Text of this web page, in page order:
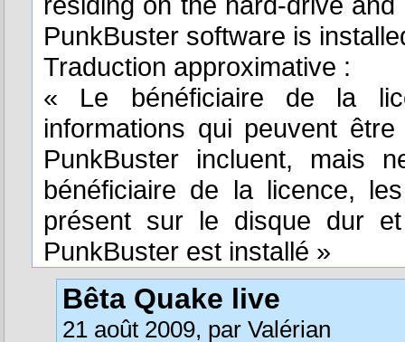
PunkBuster software is
Traduction approximative :
« Le bénéficiaire de la
informations qui peuvent
PunkBuster incluent, mais
bénéficiaire de la licence,
présent sur le disque dur
PunkBuster est installé »
Bêta Quake live
21 août 2009, par Valérian